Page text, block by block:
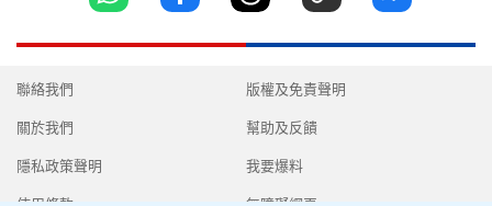
聯絡我們
關於我們
隱私政策聲明
版權及免責聲明
幫助及反饋
我要爆料